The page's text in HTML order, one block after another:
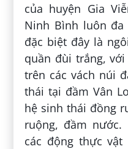
của huyện Gia
Ninh Bình luôn
đặc biệt đây là
quần đùi trắng,
trên các vách núi
thái tại đầm Vân
hệ sinh thái đồng
ruộng, đầm nước.
các động thực